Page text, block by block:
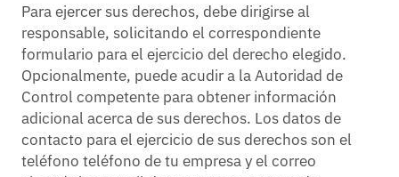
Para ejercer sus derechos, debe dirigirse al
responsable, solicitando el correspondiente
formulario para el ejercicio del derecho elegido.
Opcionalmente, puede acudir a la Autoridad de
Control competente para obtener información
adicional acerca de sus derechos. Los datos de
contacto para el ejercicio de sus derechos son el
teléfono teléfono de tu empresa y el correo